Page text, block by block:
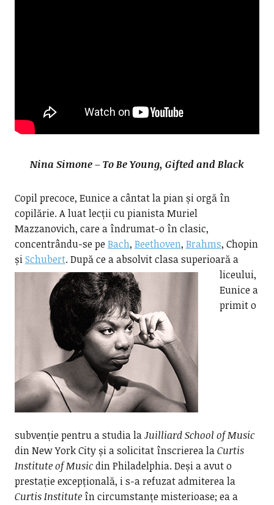
Nina Simone – To Be Young, Gifted and Black
Copil precoce, Eunice a cântat la pian și orgă în
copilărie. A luat lecții cu pianista Muriel
Mazzanovich, care a îndrumat-o în clasic,
concentrându-se peBach, Beethoven, Brahms, Chopin
șiSchubert.După ce a absolvit clasa superioară a
liceului,
Eunice a
primit o
subvenție pentru a studia laJuilliard School of Music
din New York City și a solicitat înscrierea laCurtis
Institute of Musicdin Philadelphia. Deși a avut o
prestație excepțională, i s-a refuzat admiterea la
Curtis Instituteîn circumstanțe misterioase; ea a